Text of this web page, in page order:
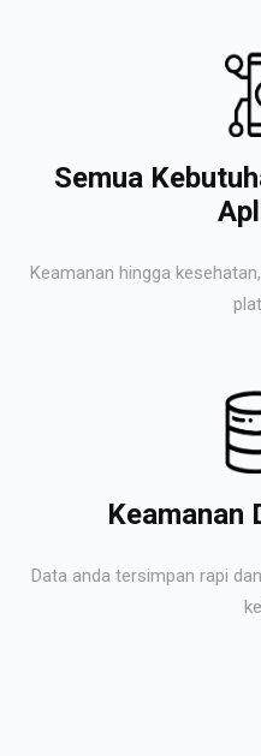
Semua
Keamanan hingga
Keamanan
Data anda tersimpan rapi